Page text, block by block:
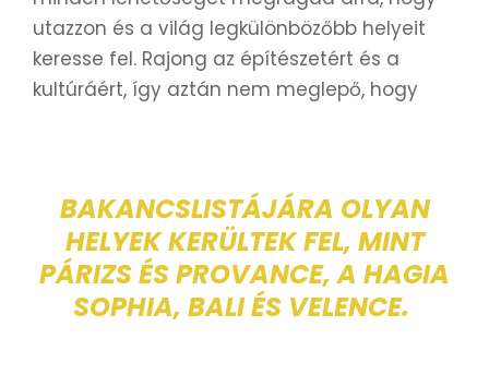
utazzon és a világ legkülönbözőbb helyeit
keresse fel. Rajong az építészetért és a
kultúráért, így aztán nem meglepő, hogy
BAKANCSLISTÁJÁRA OLYAN
HELYEK KERÜLTEK FEL, MINT
PÁRIZS ÉS PROVANCE, A HAGIA
SOPHIA, BALI ÉS VELENCE.